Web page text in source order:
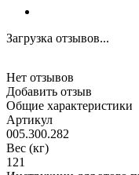
Загрузка отзывов...
Нет отзывов
Добавить отзыв
Общие характеристики
Артикул
005.300.282
Вес (кг)
121